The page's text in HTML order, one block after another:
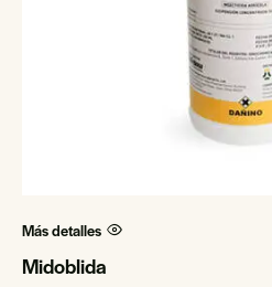
Más detalles
Midoblida